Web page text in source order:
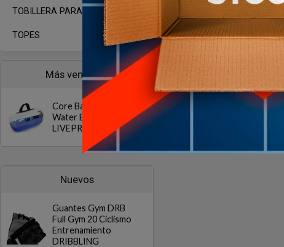
TOBILLERA PARA POLEA
TOPES
Más vendidos
Core Bag de Agua
Water Bag 5kg
LIVEPRO
Nuevos
Guantes Gym DRB
Full Gym 20 Ciclismo
Entrenamiento
DRIBBLING